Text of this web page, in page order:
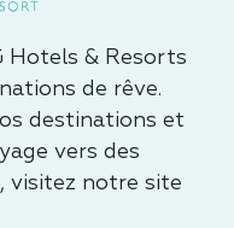
Hotels & Resorts
de rêve.
destinations et
vers des
visitez notre site